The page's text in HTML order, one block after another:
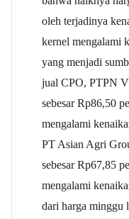
oleh terjadinya
kernel mengalami
yang menjadi
jual CPO, PTPN
sebesar Rp86,50
mengalami
PT Asian Agri
sebesar Rp67,85
mengalami
dari harga minggu